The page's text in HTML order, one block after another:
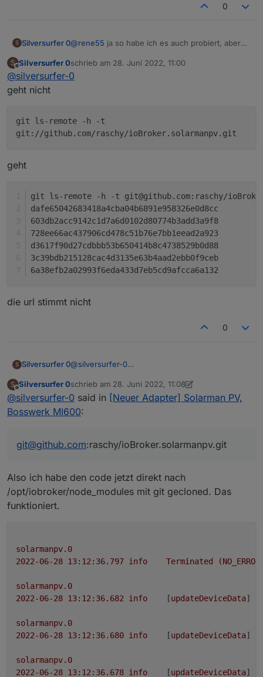
0
S Silversurfer 0@rene55 ja so habe ich es auch probiert, aber
iobroker   13015    2904 11 12:30 ?
iobroker   13026   10229  0 12:31 ?
S
Offline
Silversurfer 0schrieb am 28. Juni 2022, 11:00
zuletzt editiert von
@silversurfer-0
geht nicht
git ls-remote -h -t
git://github.com/raschy/ioBroker.solarmanpv.git
geht
git ls-remote -h -t git@github.com:raschy/
die url stimmt nicht
0
S Silversurfer 0@silversurfer-0
geht
die url stimmt nicht
S
Offline
Silversurfer 0schrieb am 28. Juni 2022, 11:08
zuletzt editiert von Silversurfer 0
@silversurfer-0 said in [Neuer Adapter] Solarman PV,
Bosswerk MI600:
git@github.com:raschy/ioBroker.solarmanpv.git
Also ich habe den code jetzt direkt nach
/opt/iobroker/node_modules mit git gecloned. Das
funktioniert.
solarmanpv.0
info Terminated
solarmanpv.0
info
	[
updateDeviceData]
solarmanpv.0
info
	[
updateDeviceData]
solarmanpv.0
info
	[
updateDeviceData]